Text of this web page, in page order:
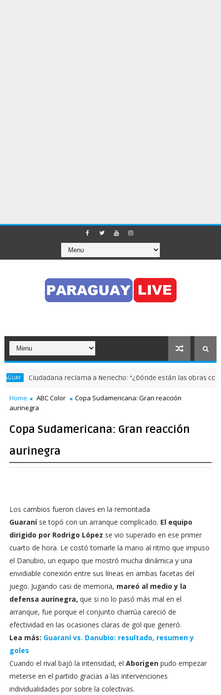
Ciudadana reclama a Nenecho: "¿Dónde están las obras
Home ABC Color
Copa Sudamericana: Gran reacción
aurinegra
Copa Sudamericana: Gran reacción
aurinegra
Los cambios fueron claves en la remontada
Guaraníse topó con un arranque complicado. El equipo
dirigido por Rodrigo López se vio superado en ese primer
cuarto de hora. Le costó tomarle la mano al ritmo que impuso
el Danubio, un equipo que mostró mucha dinámica y una
envidiable conexión entre sus líneas en ambas facetas del
juego. Jugando casi de memoria, mareó al medio y la
defensa aurinegra, que si no lo pasó más mal en el
arranque, fue porque el conjunto charrúa careció de
efectividad en las ocasiones claras de gol que generó.
Lea más: Guaraní vs. Danubio: resultado, resumen y
goles
Cuando el rival bajó la intensidad, el Aborigenpudo empezar
meterse en el partido gracias a las intervenciones
individualidades por sobre la colectivas.